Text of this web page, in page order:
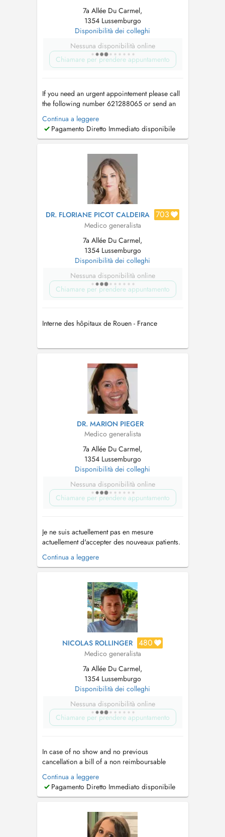
7a Allée Du Carmel,
1354 Lussemburgo
Disponibilità dei colleghi
Nessuna disponibilità online
Chiamare per prendere appuntamento
If you need an urgent appointement please call
the following number 621288065 or send an
email to
medicent@pt.lu
d'un RDV en urgence veuillez svp contacter le
secrétariat au 621288065 ou écrivez un mail à
please send your deta...
Continua a leggere
Pagamento Diretto Immediato disponibile
DR. FLORIANE PICOT CALDEIRA 703
Medico generalista
7a Allée Du Carmel,
1354 Lussemburgo
Disponibilità dei colleghi
Nessuna disponibilità online
Chiamare per prendere appuntamento
Interne des hôpitaux de Rouen - France
DR. MARION PIEGER
Medico generalista
7a Allée Du Carmel,
1354 Lussemburgo
Disponibilità dei colleghi
Nessuna disponibilità online
Chiamare per prendere appuntamento
Je ne suis actuellement pas en mesure
actuellement d'accepter des nouveaux patients.
En cas de rendez-vous non respecté et non
annulé deux heures à l'avance le prix d'une
Vous êtes déjà patient? Votre nom, prénom et
date de naissance sont suffis...
Continua a leggere
NICOLAS ROLLINGER 480
Medico generalista
7a Allée Du Carmel,
1354 Lussemburgo
Disponibilità dei colleghi
Nessuna disponibilità online
Chiamare per prendere appuntamento
In case of no show and no previous
cancellation a bill of a non reimboursable
consultation will be sent. En cas de rendez-vous
non respecté et non annulé deux heures à
l'avance le prix d'une consultation sera facturé (
Continua a leggere
Pagamento Diretto Immediato disponibile